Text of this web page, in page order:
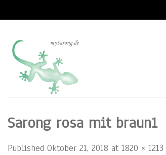
content
Sarong rosa mit braun1
Published Oktober 21, 2018 at 1820 × 1213